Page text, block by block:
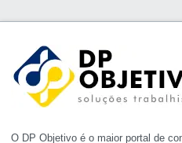
O DP Objetivo é o maior portal de